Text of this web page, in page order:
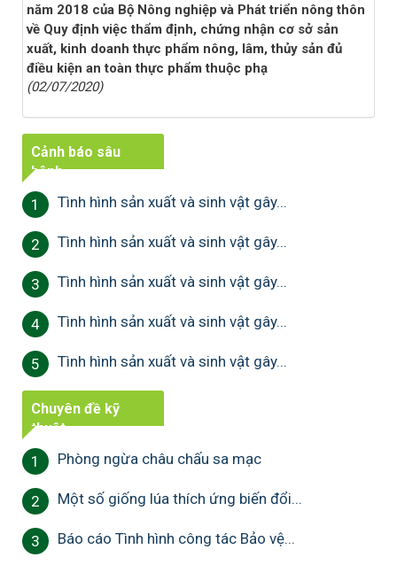
năm 2018 của Bộ Nông nghiệp và Phát triển nông thôn
về Quy định việc thẩm định, chứng nhận cơ sở sản
xuất, kinh doanh thực phẩm nông, lâm, thủy sản đủ
điều kiện an toàn thực phẩm thuộc phạ
(02/07/2020)
Cảnh báo sâu
bệnh
1 Tình hình sản xuất và sinh vật gây...
2 Tình hình sản xuất và sinh vật gây...
3 Tình hình sản xuất và sinh vật gây...
4 Tình hình sản xuất và sinh vật gây...
5 Tình hình sản xuất và sinh vật gây...
Chuyên đề kỹ
thuật
1 Phòng ngừa châu chấu sa mạc
2 Một số giống lúa thích ứng biến đổi...
3 Báo cáo Tình hình công tác Bảo vệ...